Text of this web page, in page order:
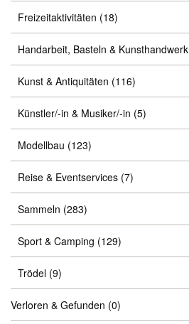
Freizeitaktivitäten (18)
Handarbeit, Basteln & Kunsthandwerk
Kunst & Antiquitäten (116)
Künstler/-in & Musiker/-in (5)
Modellbau (123)
Reise & Eventservices (7)
Sammeln (283)
Sport & Camping (129)
Trödel (9)
Verloren & Gefunden (0)